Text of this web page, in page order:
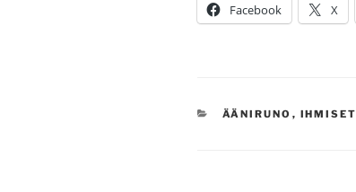
Facebook X
KATEGORIAT
ÄÄNIRUNO , IHMISET